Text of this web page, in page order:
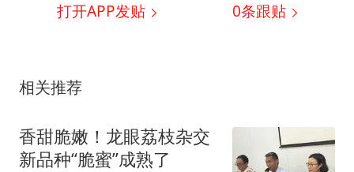
打开APP发贴 0条跟贴
相关推荐
香甜脆嫩！龙眼荔枝杂交
新品种“脆蜜”成熟了